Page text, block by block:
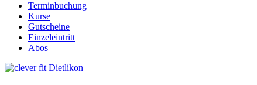
Terminbuchung
Kurse
Gutscheine
Einzeleintritt
Abos